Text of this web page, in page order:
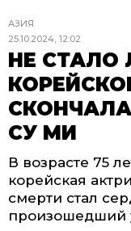
АЗИЯ
25.10.2024, 12:02
НЕ СТАЛО
СУ МИ
В возрасте 75
корейская
смерти стал
произошедший